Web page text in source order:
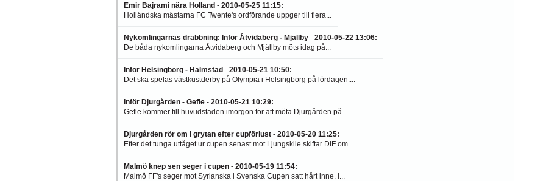
Emir Bajrami nära Holland - 2010-05-25 11:15:
Holländska mästarna FC Twente's ordförande uppger till flera...
Nykomlingarnas drabbning: Inför Åtvidaberg - Mjällby - 2010-05-22 13:06:
De båda nykomlingarna Åtvidaberg och Mjällby möts idag på...
Inför Helsingborg - Halmstad - 2010-05-21 10:50:
Det ska spelas västkustderby på Olympia i Helsingborg på lördagen....
Inför Djurgården - Gefle - 2010-05-21 10:29:
Gefle kommer till huvudstaden imorgon för att möta Djurgården på...
Djurgården rör om i grytan efter cupförlust - 2010-05-20 11:25:
Efter det tunga uttåget ur cupen senast mot Ljungskile skiftar DIF om...
Malmö knep sen seger i cupen - 2010-05-19 11:54:
Malmö FF's seger mot Syrianska i Svenska Cupen satt hårt inne. I...